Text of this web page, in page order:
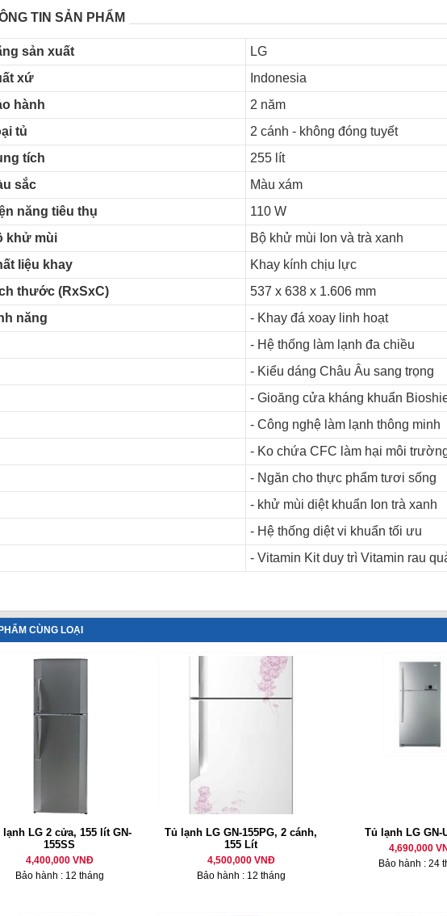
TIN SẢN PHẨM
sản xuất
LG
xứ
Indonesia
hành
2 năm
tủ
2 cánh - không đóng tuyết
tích
255 lít
sắc
Màu xám
năng tiêu thụ
110 W
khử mùi
Bộ khử mùi Ion và trà xanh
liệu khay
Khay kính chịu lực
thước (RxSxC)
537 x 638 x 1.606 mm
năng
- Khay đá xoay linh hoạt
- Hệ thống làm lạnh đa chiều
- Kiểu dáng Châu Âu sang trọng
- Gioăng cửa kháng khuẩn
- Công nghệ làm lạnh thông minh
- Ko chứa CFC làm hại môi
- Ngăn cho thực phẩm tươi sống
- khử mùi diệt khuẩn Ion trà xanh
- Hệ thống diệt vi khuẩn tối ưu
- Vitamin Kit duy trì Vitamin rau
CÙNG LOẠI
lạnh LG 2 cửa, 155 lít GN-
155SS
4,400,000 VNĐ
Bảo hành : 12 tháng
Tủ lạnh LG GN-155PG, 2 cánh,
155 Lít
4,500,000 VNĐ
Bảo hành : 12 tháng
Tủ lạnh LG GN-
4,690,000
Bảo hành : 24